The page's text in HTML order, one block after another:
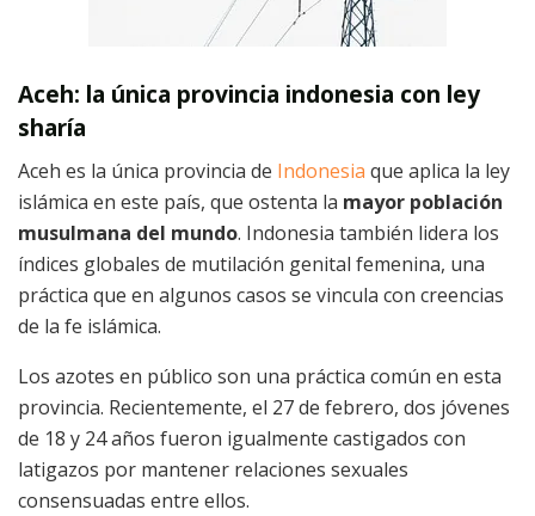
Aceh: la única provincia indonesia con ley
sharía
Aceh es la única provincia de Indonesia que aplica la ley
islámica en este país, que ostenta la mayor población
musulmana del mundo. Indonesia también lidera los
índices globales de mutilación genital femenina, una
práctica que en algunos casos se vincula con creencias
de la fe islámica.
Los azotes en público son una práctica común en esta
provincia. Recientemente, el 27 de febrero, dos jóvenes
de 18 y 24 años fueron igualmente castigados con
latigazos por mantener relaciones sexuales
consensuadas entre ellos.